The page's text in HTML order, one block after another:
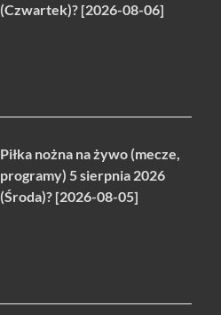
(Czwartek)? [2026-08-06]
Piłka nożna na żywo (mecze,
programy) 5 sierpnia 2026
(Środa)? [2026-08-05]